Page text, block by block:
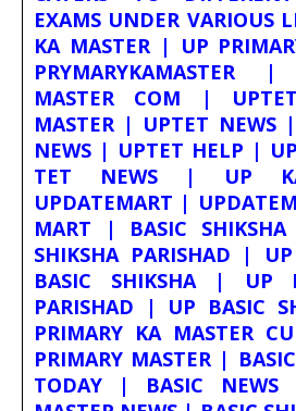
EXAMS UNDER VARIOUS
KA MASTER | UP
PRYMARYKAMASTER
MASTER COM |
MASTER | UPTET NEWS
NEWS | UPTET HELP |
TET NEWS | UP
UPDATEMART |
MART | BASIC
SHIKSHA PARISHAD |
BASIC SHIKSHA | UP
PARISHAD | UP BASIC
PRIMARY KA MASTER
PRIMARY MASTER |
TODAY | BASIC NEWS